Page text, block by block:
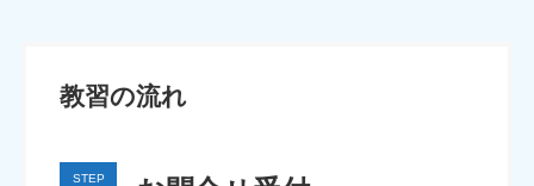
教習の流れ
STEP